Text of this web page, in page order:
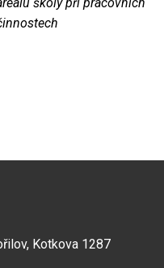
Kotkova 1287